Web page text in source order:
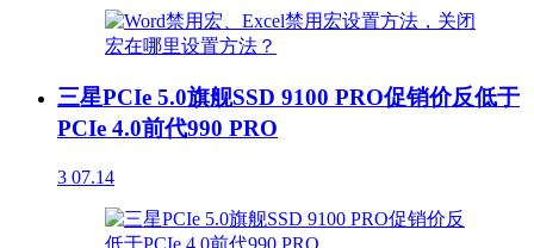
三星PCIe 5.0旗舰SSD 9100 PRO促销价反低于
PCIe 4.0前代990 PRO
3 07.14